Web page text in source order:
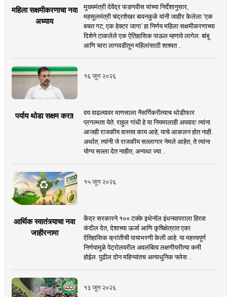
महिला सक्षमीकरणाचा नवा
अध्याय
मुख्यमंत्री देवेंद्र फडणवीस यांच्या निर्देशानुसार,
महसूलमंत्री चंद्रशेखर बावनकुळे यांनी जाहीर केलेला ‘एक
बचत गट, एक हेक्टर जागा’ हा निर्णय महिला सक्षमीकरणाच्या
दिशेने टाकलेले एक ऐतिहासिक पाऊल म्हणावे लागेल. बांबू
आणि चारा लागवडीतून महिलांसाठी शाश्वत ..
१६ जून २०२६
पर्याय थोडा सक्षम करा!
वय वाढल्यावर माणसाला नैसर्गिकरीत्याच थोडीफार
प्रगल्भता येते. राहुल गांधी हे या नियमालाही अपवाद! त्यांना
आजही राजकीय वास्तव काय आहे, याचे आकलन होत नाही.
अर्थात, त्यांनी जे राजकीय सल्लागार नेमले आहेत, ते त्यांना
योग्य सल्ला देत नाहीत, अन्यथा ज्या ..
१५ जून २०२६
आर्थिक स्वातंत्र्याचा नवा
जाहीरनामा
केंद्र सरकारने १०० टक्के इथेनॉल इंधनवापराला हिरवा
कंदील देत, देशाच्या ऊर्जा आणि कृषिक्षेत्रात एका
ऐतिहासिक क्रांतीची पायाभरणी केली आहे. या महत्त्वपूर्ण
निर्णयामुळे पेट्रोलवरील अवलंबित्व लक्षणीयरीत्या कमी
होईल. पुढील दोन महिन्यांतच अत्याधुनिक फ्लेस ..
१३ जून २०२६